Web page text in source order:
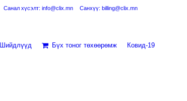
Санал хүсэлт: info@clix.mn Санхүү: billing@clix.mn
Шийдлүүд Бүх тоног төхөөрөмж Ковид-19